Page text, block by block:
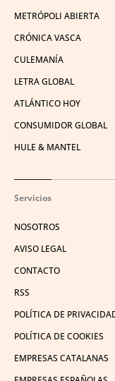
METRÓPOLI ABIERTA
CRÓNICA VASCA
CULEMANÍA
LETRA GLOBAL
ATLÁNTICO HOY
CONSUMIDOR GLOBAL
HULE & MANTEL
Servicios
NOSOTROS
AVISO LEGAL
CONTACTO
RSS
POLÍTICA DE
POLÍTICA DE COOKIES
EMPRESAS CATALANAS